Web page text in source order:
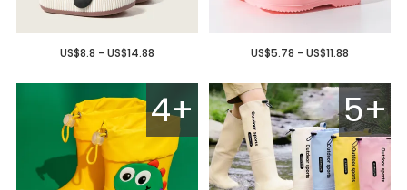
US$8.8 - US$14.88 US$5.78 - US$11.88
4+ 5+